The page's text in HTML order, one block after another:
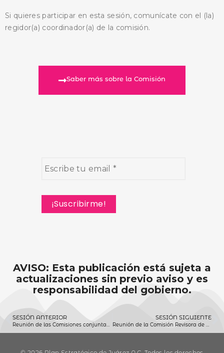
Si quieres participar en esta sesión, comunícate con el (la)
regidor(a) coordinador(a) de la comisión.
Saber más sobre la Comisión
AVISO: Esta publicación está sujeta a
actualizaciones sin previo aviso y es
responsabilidad del gobierno.
SESIÓN ANTERIOR SESIÓN SIGUIENTE